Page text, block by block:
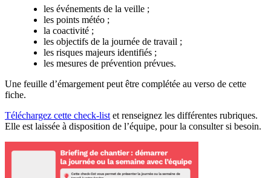
les événements de la veille ;
les points météo ;
la coactivité ;
les objectifs de la journée de travail ;
les risques majeurs identifiés ;
les mesures de prévention prévues.
Une feuille d’émargement peut être complétée au verso de cette
fiche.
Téléchargez cette check-list et renseignez les différentes rubriques.
Elle est laissée à disposition de l’équipe, pour la consulter si besoin.